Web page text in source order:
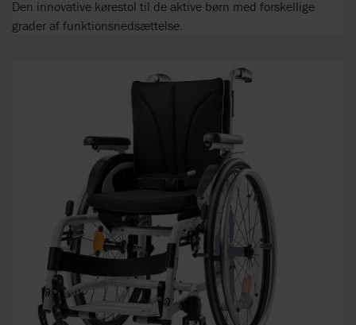
Den innovative kørestol til de aktive børn med forskellige
grader af funktionsnedsættelse.